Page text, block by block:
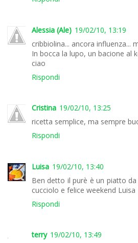
Alessia (Ale) 19/02/10, 13:19
cribbiolina... ancora influenza...
In bocca la lupo, un bacione al
ciao
Rispondi
Cristina 19/02/10, 13:25
ricetta semplice, ma sempre
Rispondi
Luisa 19/02/10, 13:40
Ben detto il purè è un piatto
cucciolo e felice weekend Luisa
Rispondi
terry 19/02/10, 13:49